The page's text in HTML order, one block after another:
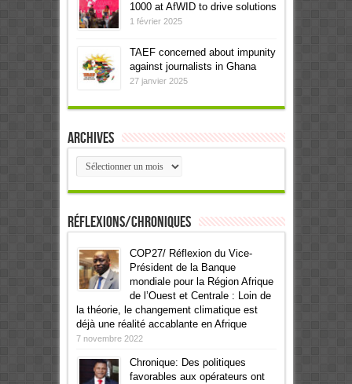
1000 at AfWID to drive solutions
1 février 2025
TAEF concerned about impunity
against journalists in Ghana
27 janvier 2025
Archives
Archives
Réflexions/Chroniques
COP27/ Réflexion du Vice-
Président de la Banque
mondiale pour la Région Afrique
de l’Ouest et Centrale : Loin de
la théorie, le changement climatique est
déjà une réalité accablante en Afrique
7 novembre 2022
Chronique: Des politiques
favorables aux opérateurs ont